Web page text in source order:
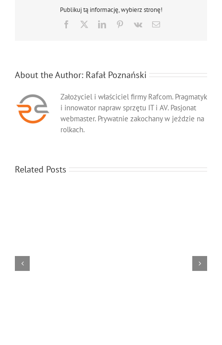
Publikuj tą informację, wybierz stronę!
Facebook LinkedInPinterest
Vk Email
About the Author: Rafał Poznański
Założyciel i właściciel firmy Rafcom. Pragmatyk
i innowator napraw sprzętu IT i AV. Pasjonat
webmaster. Prywatnie zakochany w jeździe na
rolkach.
Related Posts